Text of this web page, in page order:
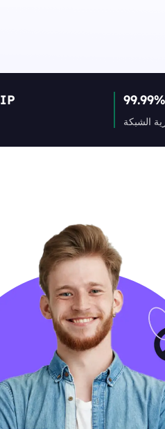
100M+ عناوين IP 99.99%
الشبكة